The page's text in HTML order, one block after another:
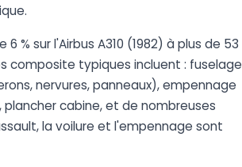
sur l'Airbus A310 (1982) à plus de 53
composite typiques incluent : fuselage
nervures, panneaux), empennage
cabine, et de nombreuses
la voilure et l'empennage sont